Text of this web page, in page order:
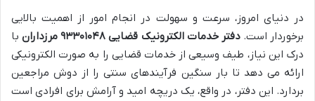
در دنیای امروز، سرعت و سهولت در انجام امور از اهمیت بالایی
برخوردار است.دفتر خدمات الکترونیک قضایی ۹۳۳۰۱۰۴۸ مرزداران
با
درک این نیاز، طیف وسیعی از خدمات قضایی را به صورت الکترونیکی
ارائه می دهد تا بار سنگین فرآیندهای سنتی را از دوش مراجعین
بردارد. این دفتر، در واقع، یک دریچه امید و آرامش برای افرادی است